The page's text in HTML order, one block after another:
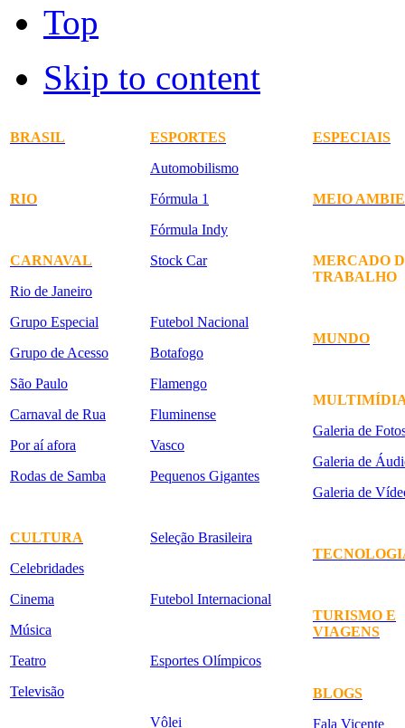
Top
Skip to content
BRASIL
RIO
CARNAVAL
Rio de Janeiro
Grupo Especial
Grupo de Acesso
São Paulo
Carnaval de Rua
Por aí afora
Rodas de Samba
CULTURA
Celebridades
Cinema
Música
Teatro
Televisão
ESPORTES
Automobilismo
Fórmula 1
Fórmula Indy
Stock Car
Futebol Nacional
Botafogo
Flamengo
Fluminense
Vasco
Pequenos Gigantes
Seleção Brasileira
Futebol Internacional
Esportes Olímpicos
Vôlei
ESPECIAIS
MEIO
MERCADO
TRABALHO
MUNDO
Galeria de
Galeria de
Galeria de
TURISMO E
VIAGENS
BLOGS
Fala Vicente